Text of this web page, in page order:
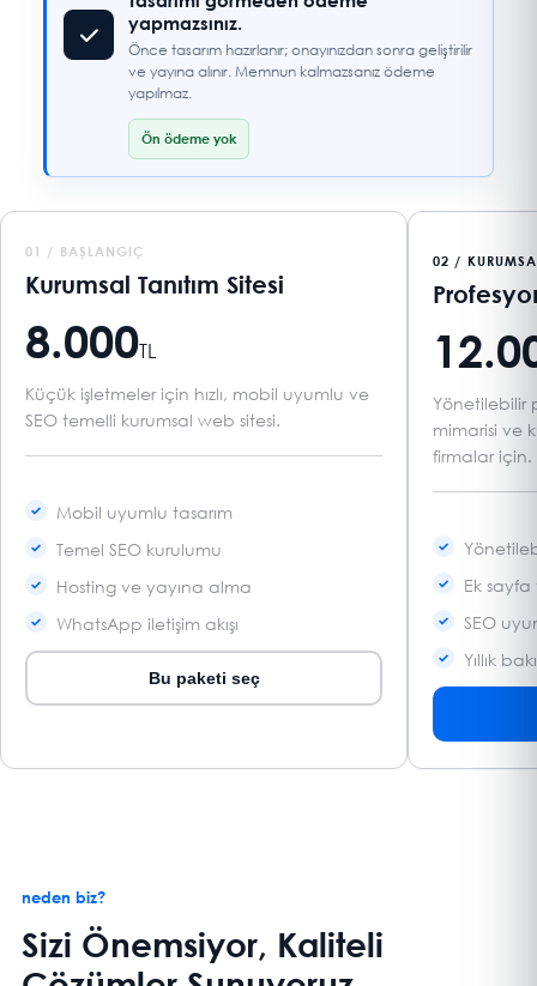
yapmazsınız.
Önce tasarım hazırlanır; onayınızdan sonra geliştirilir
ve yayına alınır. Memnun kalmazsanız ödeme
yapılmaz.
Ön ödeme yok
01 / BAŞLANGIÇ
Kurumsal Tanıtım Sitesi
8.000TL
Küçük işletmeler için hızlı, mobil uyumlu ve
SEO temelli kurumsal web sitesi.
Mobil uyumlu tasarım
Temel SEO kurulumu
Hosting ve yayına alma
WhatsApp iletişim akışı
Bu paketi seç
02 /
Yönetilebilir
mimarisi ve
firmalar için.
Ek sayfa
SEO
Yıllık
neden biz?
Sizi Önemsiyor, Kaliteli